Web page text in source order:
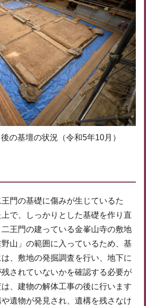
の基壇の状況（令和5年10月）
門の基礎に傷みが生じているた
で、しっかりとした基礎を作り直
王門の建っている金峯山寺の敷地
山」の範囲に入っているため、基
、敷地の発掘調査を行い、地下に
されていないかを確認する必要が
、建物の解体工事の後に行います
遺物が発見され、遺構を残さなけ